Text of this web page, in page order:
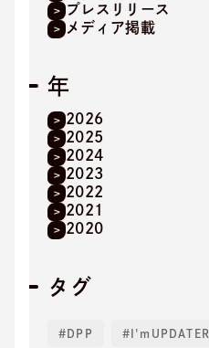
プレスリリース
メディア掲載
年
2026
2025
2024
2023
2022
2021
2020
タグ
DPP I'mUPDATER